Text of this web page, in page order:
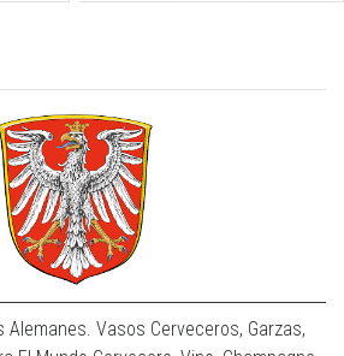
Alemanes. Vasos Cerveceros, Garzas,